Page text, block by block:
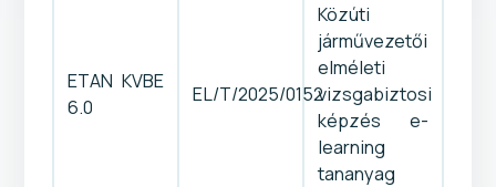
ETAN KVBE
6.0
EL/T/2025/0152
Közúti
járművezetői
elméleti
vizsgabiztosi
képzés e-
learning
tananyag